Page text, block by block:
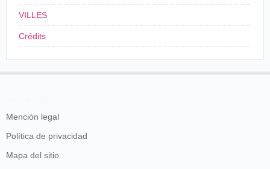
VILLES
Crédits
Mención legal
Política de privacidad
Mapa del sitio